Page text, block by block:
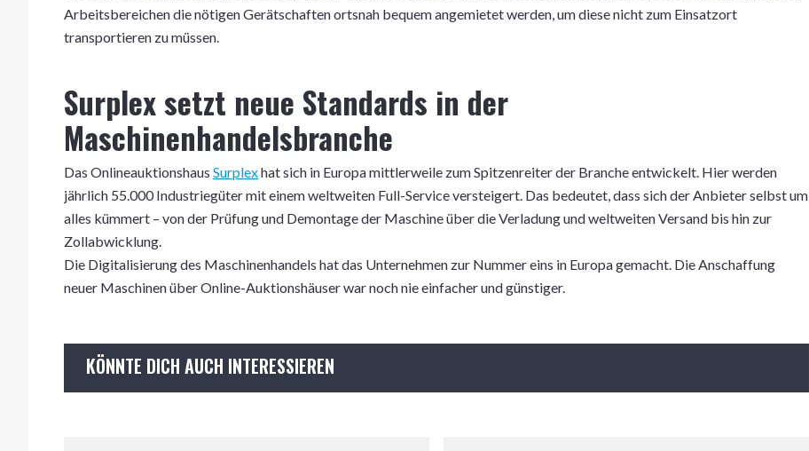
Arbeitsbereichen die nötigen Gerätschaften ortsnah bequem angemietet werden, um diese nicht zum Einsatzort
transportieren zu müssen.
Surplex setzt neue Standards in der
Maschinenhandelsbranche
Das Onlineauktionshaus Surplexhat sich in Europa mittlerweile zum Spitzenreiter der Branche entwickelt. Hier werden
jährlich 55.000 Industriegüter mit einem weltweiten Full-Service versteigert. Das bedeutet, dass sich der Anbieter selbst um
alles kümmert – von der Prüfung und Demontage der Maschine über die Verladung und weltweiten Versand bis hin zur
Zollabwicklung.
Die Digitalisierung des Maschinenhandels hat das Unternehmen zur Nummer eins in Europa gemacht. Die Anschaffung
neuer Maschinen über Online-Auktionshäuser war noch nie einfacher und günstiger.
KÖNNTE DICH AUCH INTERESSIEREN